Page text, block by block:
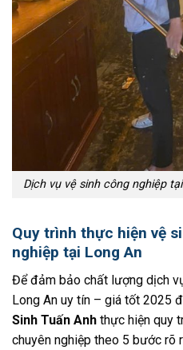
Dịch vụ vệ sinh công nghiệp
Quy trình thực hiện vệ
nghiệp tại Long An
Để đảm bảo chất lượng dịch
Long An uy tín – giá tốt 2025
Sinh Tuấn Anh thực hiện quy
chuyên nghiệp theo 5 bước rõ